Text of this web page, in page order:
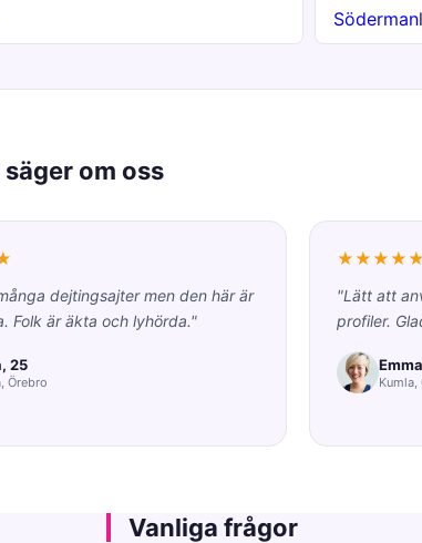
säger om oss
dejtingsajter men den här är
Folk är äkta och lyhörda."
25
Örebro
★★★★★
"Lätt att
profiler.
Kumla,
Vanliga frågor